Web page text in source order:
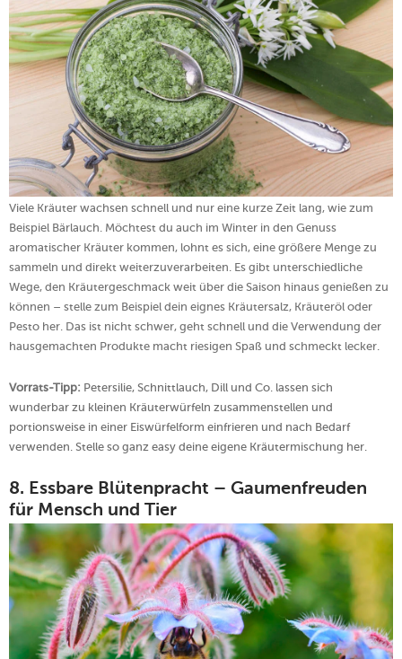
Viele Kräuter wachsen schnell und nur eine kurze Zeit lang, wie zum
Beispiel Bärlauch. Möchtest du auch im Winter in den Genuss
aromatischer Kräuter kommen, lohnt es sich, eine größere Menge zu
sammeln und direkt weiterzuverarbeiten. Es gibt unterschiedliche
Wege, den Kräutergeschmack weit über die Saison hinaus genießen zu
können – stelle zum Beispiel dein eignes Kräutersalz, Kräuteröl oder
Pesto her. Das ist nicht schwer, geht schnell und die Verwendung der
hausgemachten Produkte macht riesigen Spaß und schmeckt lecker.
Vorrats-Tipp: Petersilie, Schnittlauch, Dill und Co. lassen sich
wunderbar zu kleinen Kräuterwürfeln zusammenstellen und
portionsweise in einer Eiswürfelform einfrieren und nach Bedarf
verwenden. Stelle so ganz easy deine eigene Kräutermischung her.
8. Essbare Blütenpracht – Gaumenfreuden
für Mensch und Tier